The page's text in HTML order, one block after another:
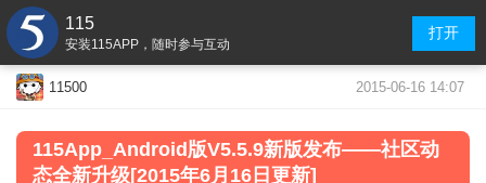
115
安装115APP，随时参与互动
打开
11500 2015-06-16 14:07
115App_Android版V5.5.9新版发布——社区动
态全新升级[2015年6月16日更新]